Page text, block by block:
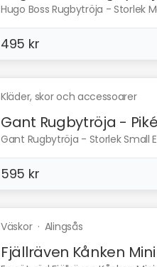
Hugo Boss Rugbytröja - Storlek
495 kr
Kläder, skor och accessoarer
Gant Rugbytröja -
Gant Rugbytröja - Storlek Small
595 kr
Väskor· Alingsås
Fjällräven Kånken